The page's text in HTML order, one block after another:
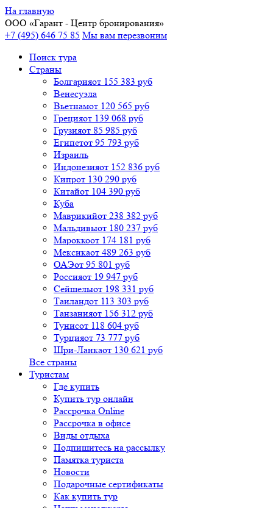
На главную
ООО «Гарант - Центр бронирования»
+7 (495) 646 75 85 Мы вам перезвоним
Поиск тура
Cтраны
Болгарияот 155 383 руб
Венесуэла
Вьетнамот 120 565 руб
Грецияот 139 068 руб
Грузияот 85 985 руб
Египетот 95 793 руб
Израиль
Индонезияот 152 836 руб
Кипрот 130 290 руб
Китайот 104 390 руб
Куба
Маврикийот 238 382 руб
Мальдивыот 180 237 руб
Мароккоот 174 181 руб
Мексикаот 489 263 руб
ОАЭот 95 801 руб
Россияот 19 947 руб
Сейшелыот 198 331 руб
Таиландот 113 303 руб
Танзанияот 156 312 руб
Тунисот 118 604 руб
Турцияот 73 777 руб
Шри-Ланкаот 130 621 руб
Все страны
Туристам
Где купить
Купить тур онлайн
Рассрочка Online
Рассрочка в офисе
Виды отдыха
Подпишитесь на рассылку
Памятка туриста
Новости
Подарочные сертификаты
Как купить тур